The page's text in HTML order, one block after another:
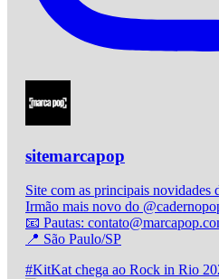
sitemarcapop
Site com as principais novidades
Irmão mais novo do
📧 Pautas:
📍 São Paulo/SP
#KitKat chega ao Rock in Rio